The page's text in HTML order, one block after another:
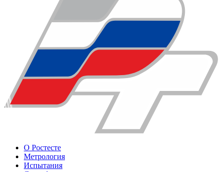
О Ростесте
Метрология
Испытания